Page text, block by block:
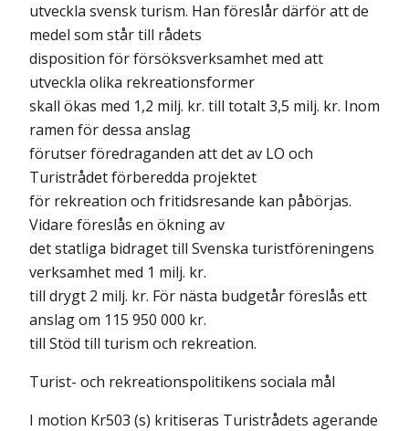
utveckla svensk turism. Han föreslår därför att de
medel som står till rådets
disposition för försöksverksamhet med att
utveckla olika rekreationsformer
skall ökas med 1,2 milj. kr. till totalt 3,5 milj. kr. Inom
ramen för dessa anslag
förutser föredraganden att det av LO och
Turistrådet förberedda projektet
för rekreation och fritidsresande kan påbörjas.
Vidare föreslås en ökning av
det statliga bidraget till Svenska turistföreningens
verksamhet med 1 milj. kr.
till drygt 2 milj. kr. För nästa budgetår föreslås ett
anslag om 115 950 000 kr.
till Stöd till turism och rekreation.
Turist- och rekreationspolitikens sociala mål
I motion Kr503 (s) kritiseras Turistrådets agerande